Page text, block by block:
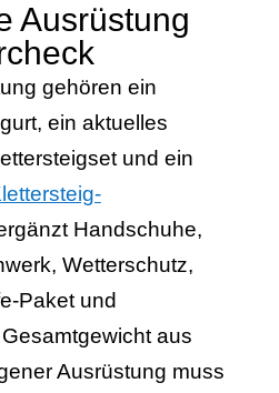
Ausrüstung
gehören ein
ein aktuelles
und ein
Handschuhe,
Wetterschutz,
Paket und
aus
Ausrüstung muss